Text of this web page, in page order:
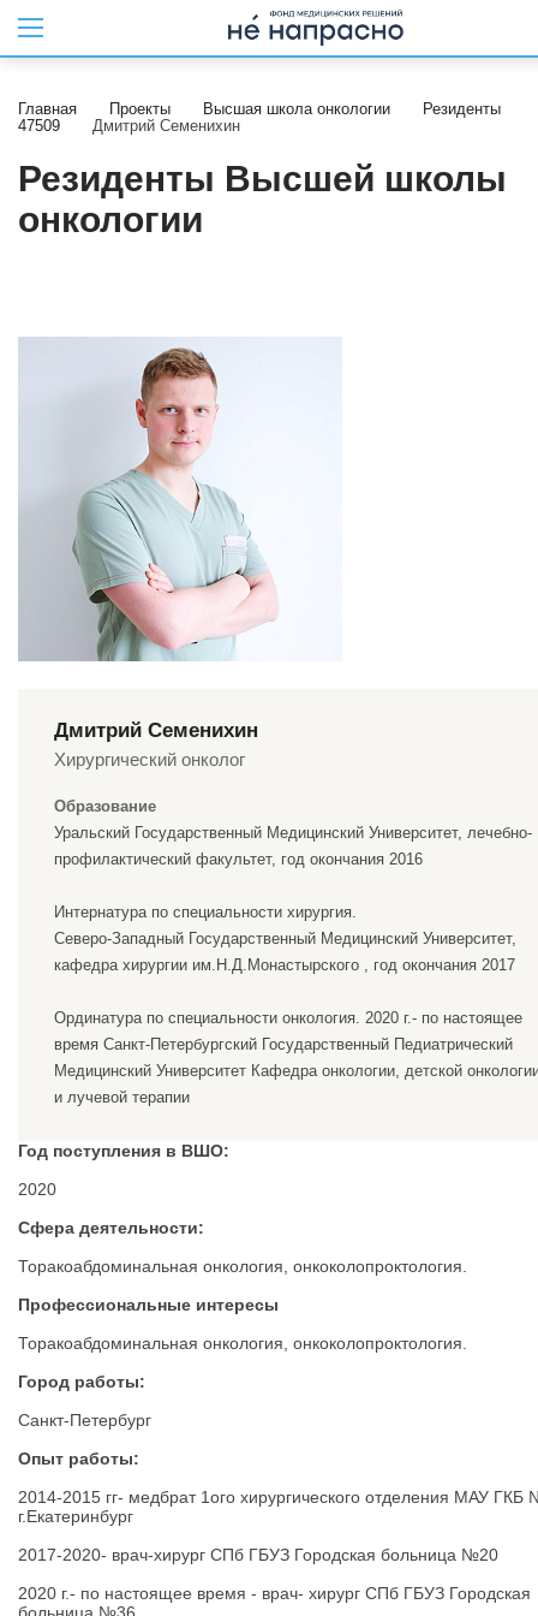
Главная Проекты Высшая школа онкологии
Резиденты
47509
Дмитрий Семенихин
Резиденты Высшей школы
онкологии
Дмитрий Семенихин
Хирургический онколог
Образование
Уральский Государственный Медицинский Университет, лечебно-
профилактический факультет, год окончания 2016
Интернатура по специальности хирургия.
Северо-Западный Государственный Медицинский Университет,
кафедра хирургии им.Н.Д.Монастырского , год окончания 2017
Ординатура по специальности онкология. 2020 г.- по настоящее
время Санкт-Петербургский Государственный Педиатрический
Медицинский Университет Кафедра онкологии, детской
и лучевой терапии
Год поступления в ВШО:
2020
Сфера деятельности:
Торакоабдоминальная онкология, онкоколопроктология.
Профессиональные интересы
Торакоабдоминальная онкология, онкоколопроктология.
Город работы:
Санкт-Петербург
Опыт работы:
2014-2015 гг- медбрат 1ого хирургического отделения МАУ ГКБ
г.Екатеринбург
2017-2020- врач-хирург СПб ГБУЗ Городская больница №20
2020 г.- по настоящее время - врач- хирург СПб ГБУЗ Городская